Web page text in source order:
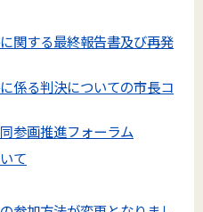
関する最終報告書及び再発
係る判決についての市長コ
参画推進フォーラム
て